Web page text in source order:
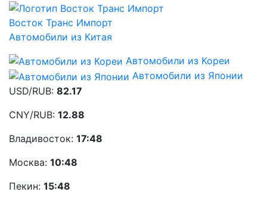
Восток Транс Импорт
Автомобили из Китая
Автомобили из Кореи
Автомобили из Японии
USD/RUB: 82.17
CNY/RUB: 12.88
Владивосток: 17:48
Москва: 10:48
Пекин: 15:48